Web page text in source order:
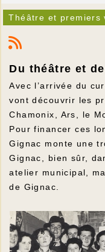
Théâtre et premiers
Du théâtre et
Avec l’arrivée du
vont découvrir les
Chamonix, Ars, le
Pour financer ces
Gignac monte une
Gignac, bien sûr,
atelier municipal,
de Gignac.